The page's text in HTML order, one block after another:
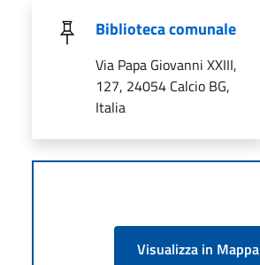
Biblioteca comunale
Via Papa Giovanni XXIII,
127, 24054 Calcio BG,
Italia
Visualizza in Mappa